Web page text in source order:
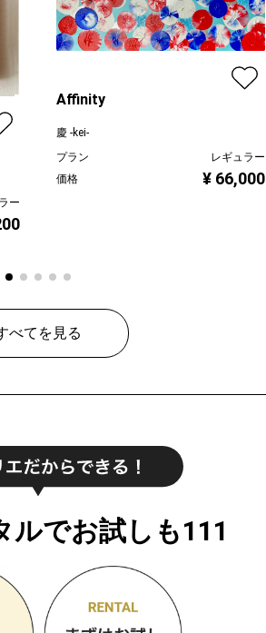
ー
Affinity
慶 -kei-
プラン
レギュラー
価格
¥ 66,000
べてを見る
ルでお試しも111